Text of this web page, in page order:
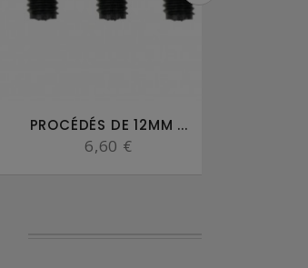
PROCÉDÉS DE 12MM ...
6,60 €